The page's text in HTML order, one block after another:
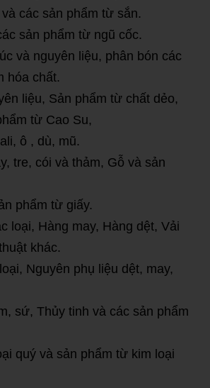
các sản phẩm từ sắn.
sản phẩm từ ngũ cốc.
và nguyên liệu, phân bón các
hóa chất.
liệu, Sản phẩm từ chất dẻo,
từ Cao Su,
ô , dù, mũ.
tre, cói và thảm, Gỗ và sản
phẩm từ giấy.
loại, Hàng may, Hàng dệt, Vải
khác.
Nguyên phụ liệu dệt, may,
sứ, Thủy tinh và các sản phẩm
quý và sản phẩm từ kim loại